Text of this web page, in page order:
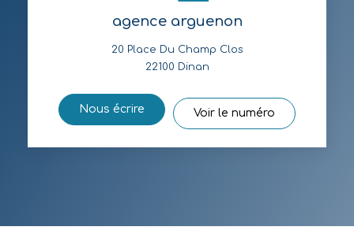
agence arguenon
20 Place Du Champ Clos
22100 Dinan
Nous écrire Voir le numéro